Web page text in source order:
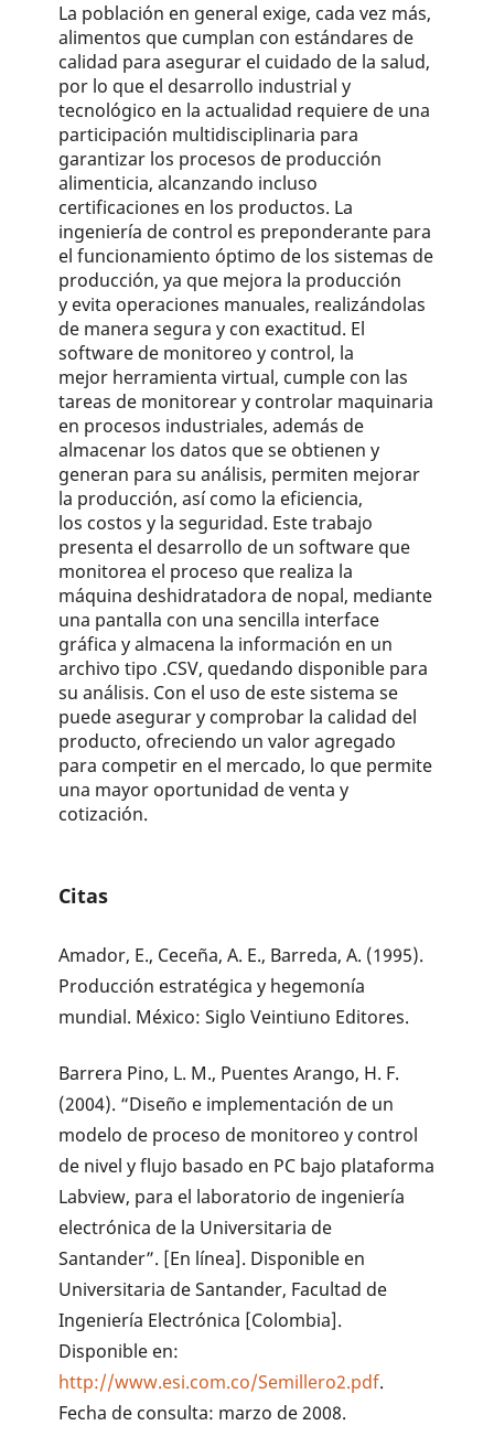
La población en general exige, cada vez más,
alimentos que cumplan con estándares de
calidad para asegurar el cuidado de la salud,
por lo que el desarrollo industrial y
tecnológico en la actualidad requiere de una
participación multidisciplinaria para
garantizar los procesos de producción
alimenticia, alcanzando incluso
certificaciones en los productos. La
ingeniería de control es preponderante para
el funcionamiento óptimo de los sistemas de
producción, ya que mejora la producción
y evita operaciones manuales, realizándolas
de manera segura y con exactitud. El
software de monitoreo y control, la
mejor herramienta virtual, cumple con las
tareas de monitorear y controlar maquinaria
en procesos industriales, además de
almacenar los datos que se obtienen y
generan para su análisis, permiten mejorar
la producción, así como la eficiencia,
los costos y la seguridad. Este trabajo
presenta el desarrollo de un software que
monitorea el proceso que realiza la
máquina deshidratadora de nopal, mediante
una pantalla con una sencilla interface
gráfica y almacena la información en un
archivo tipo .CSV, quedando disponible para
su análisis. Con el uso de este sistema se
puede asegurar y comprobar la calidad del
producto, ofreciendo un valor agregado
para competir en el mercado, lo que permite
una mayor oportunidad de venta y
cotización.
Citas
Amador, E., Ceceña, A. E., Barreda, A. (1995).
Producción estratégica y hegemonía
mundial. México: Siglo Veintiuno Editores.
Barrera Pino, L. M., Puentes Arango, H. F.
(2004). “Diseño e implementación de un
modelo de proceso de monitoreo y control
de nivel y flujo basado en PC bajo plataforma
Labview, para el laboratorio de ingeniería
electrónica de la Universitaria de
Santander”. [En línea]. Disponible en
Universitaria de Santander, Facultad de
Ingeniería Electrónica [Colombia].
Disponible en:
http://www.esi.com.co/Semillero2.pdf.
Fecha de consulta: marzo de 2008.